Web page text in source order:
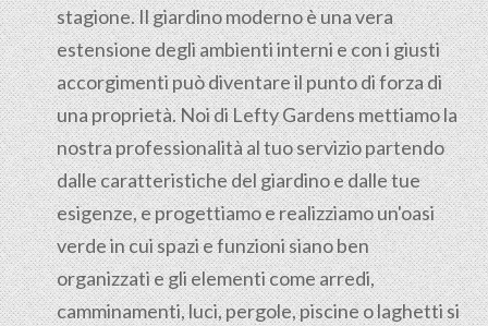
stagione. Il giardino moderno è una vera
estensione degli ambienti interni e con i giusti
accorgimenti può diventare il punto di forza di
una proprietà. Noi di Lefty Gardens mettiamo la
nostra professionalità al tuo servizio partendo
dalle caratteristiche del giardino e dalle tue
esigenze, e progettiamo e realizziamo un'oasi
verde in cui spazi e funzioni siano ben
organizzati e gli elementi come arredi,
camminamenti, luci, pergole, piscine o laghetti si